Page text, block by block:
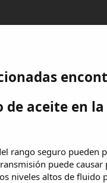
de aceite en
rango seguro pueden
puede
niveles altos de fluido